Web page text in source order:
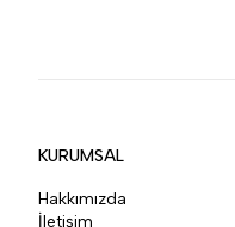
KURUMSAL
Hakkımızda
İletişim